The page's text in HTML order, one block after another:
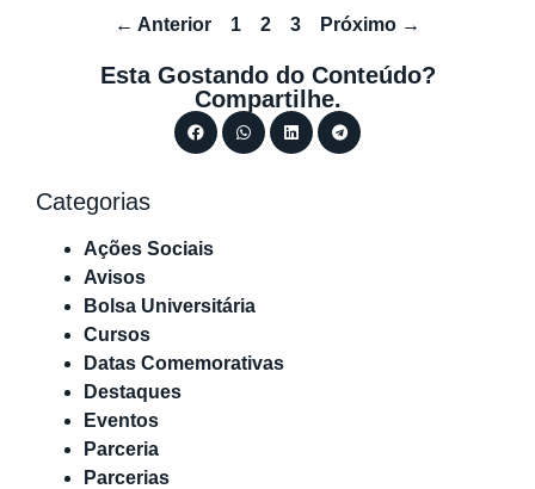
← Anterior 1 2 3 Próximo →
Esta Gostando do Conteúdo?
Compartilhe.
Categorias
Ações Sociais
Avisos
Bolsa Universitária
Cursos
Datas Comemorativas
Destaques
Eventos
Parceria
Parcerias